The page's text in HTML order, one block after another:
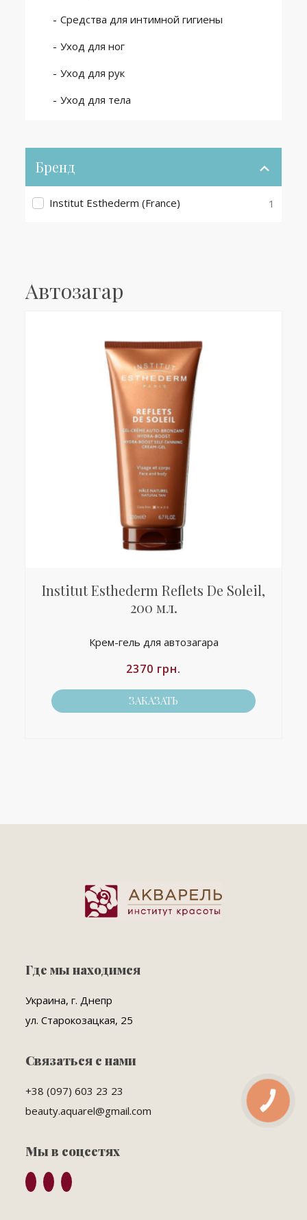
Средства для интимной гигиены
Уход для ног
Уход для рук
Уход для тела
Бренд
Institut Esthederm (France) 1
Автозагар
Institut Esthederm Reflets De Soleil,
200 мл.
Крем-гель для автозагара
2370 грн.
ЗАКАЗАТЬ
Где мы находимся
Украина, г. Днепр
ул. Старокозацкая, 25
Связаться с нами
+38 (097) 603 23 23
beauty.aquarel@gmail.com
Мы в соцсетях
КНОПКА
ЗВ'ЯЗКУ